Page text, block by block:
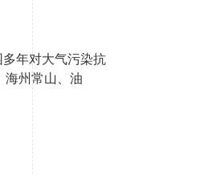
年对大气污染抗
海州常山、油